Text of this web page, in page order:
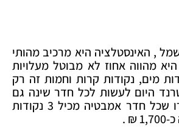
, האינסטלציה היא מרכיב מהותי
מהווה אחוז לא מבוטל מעלויות
מים, נקודות קרות וחמות זה רק
היום לעשות לכל חדר שינה גם
חדר אמבטיה, זכרו שכל חדר אמבטיה מכיל 3 נקודות
₪ .